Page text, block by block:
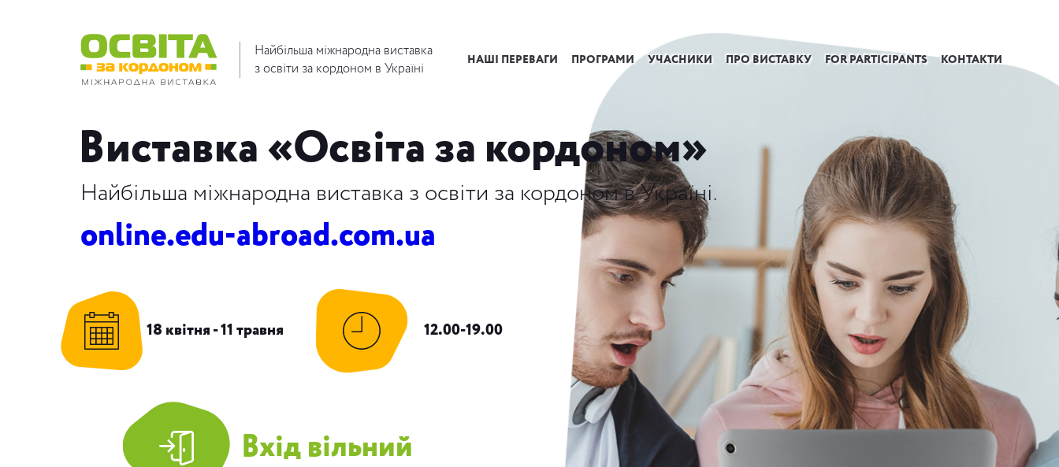
Найбільша міжнародна виставка
з освіти за кордоном в Україні
НАШІ ПЕРЕВАГИ ПРОГРАМИ УЧАСНИКИ ПРО ВИСТАВКУ FOR PARTICIPANTS КОНТАКТИ
Виставка«Освіта за кордоном»
Найбільша міжнародна виставка з освіти за кордоном в Україні.
online.edu-abroad.com.ua
18 квітня - 11 травня 12.00-19.00
Вхід вільний